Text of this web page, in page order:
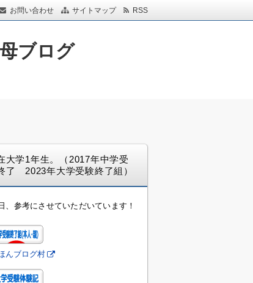
お問い合わせ サイトマップ RSS
ブログ
大学1年生。（2017年中学受
了 2023年大学受験終了組）
、参考にさせていただいています！
んブログ村